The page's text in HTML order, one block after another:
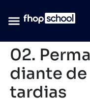
02.
diante
tardias